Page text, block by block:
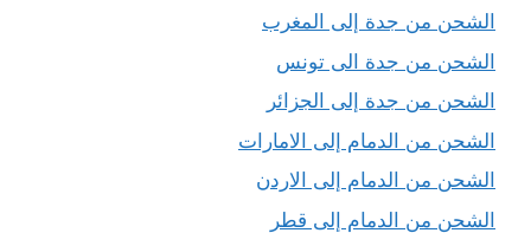
الشحن من جدة إلى المغرب
الشحن من جدة الى تونس
الشحن من جدة إلى الجزائر
الشحن من الدمام إلى الامارات
الشحن من الدمام إلى الاردن
الشحن من الدمام إلى قطر